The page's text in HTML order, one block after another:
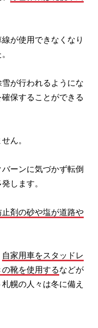
が使用できなくなり
が行われるようにな
保することができる
ん。
ーンに気づかず転倒
します。
止剤の砂や塩が道路や
自家用車をスタッドレ
靴を使用するなどが
幌の人々は冬に備え